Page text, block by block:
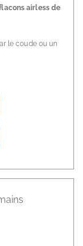
airless de
le coude ou un